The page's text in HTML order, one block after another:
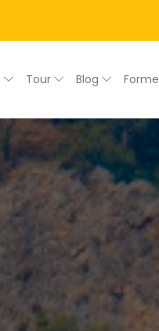
Tour Blog Forme